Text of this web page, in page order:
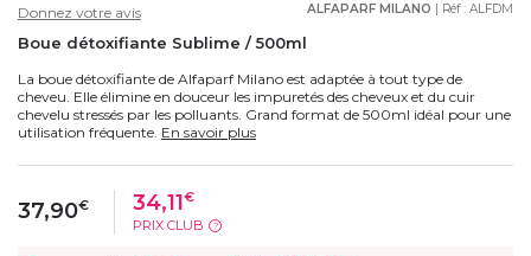
ALFAPARF MILANO | Réf : ALFDM
Donnez votre avis
Boue détoxifiante Sublime / 500ml
La boue détoxifiante de Alfaparf Milano est adaptée à tout type de
cheveu. Elle élimine en douceur les impuretés des cheveux et du cuir
chevelu stressés par les polluants. Grand format de 500ml idéal pour une
utilisation fréquente. En savoir plus
37,90€ 34,11€
PRIX CLUB ?